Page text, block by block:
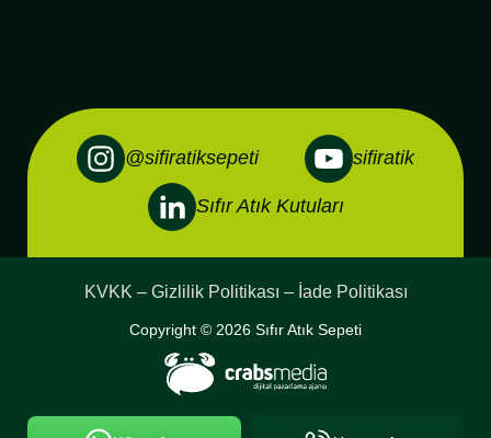
@sifiratiksepeti sifiratik
Sıfır Atık Kutuları
KVKK – Gizlilik Politikası – İade Politikası
Copyright © 2026 Sıfır Atık Sepeti